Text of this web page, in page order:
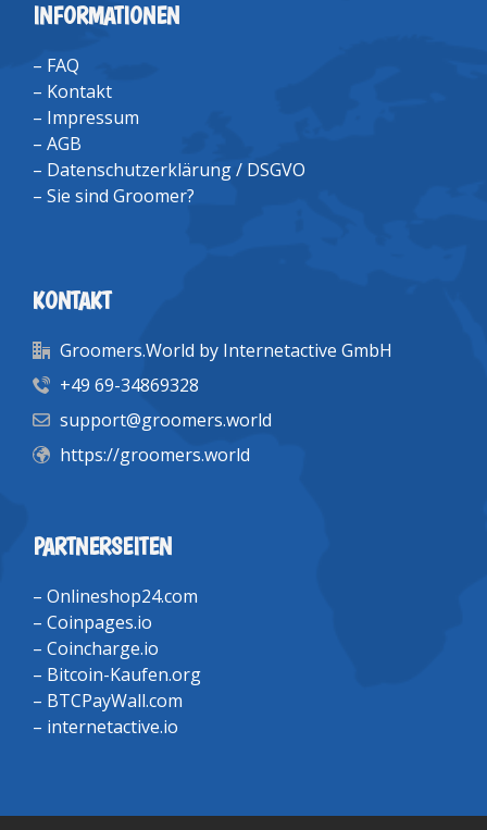
INFORMATIONEN
– FAQ
– Kontakt
– Impressum
– AGB
– Datenschutzerklärung / DSGVO
– Sie sind Groomer?
KONTAKT
Groomers.World by Internetactive GmbH
+49 69-34869328
support@groomers.world
https://groomers.world
PARTNERSEITEN
– Onlineshop24.com
– Coinpages.io
– Coincharge.io
– Bitcoin-Kaufen.org
– BTCPayWall.com
– internetactive.io